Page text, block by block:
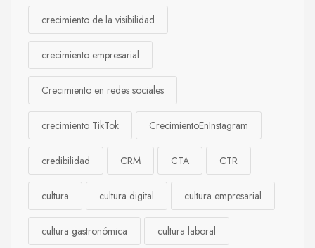
crecimiento de la visibilidad
crecimiento empresarial
Crecimiento en redes sociales
crecimiento TikTok CrecimientoEnInstagram
credibilidad CRM CTA CTR
cultura cultura digital cultura empresarial
cultura gastronómica cultura laboral